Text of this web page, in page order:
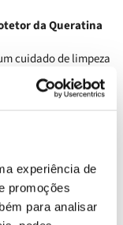
experiência de
promoções
para analisar
da Queratina
cuidado de limpeza
capilar. A sua
o cabelo
da Queratina
LuxeOil, um
e protege a
com óleos de